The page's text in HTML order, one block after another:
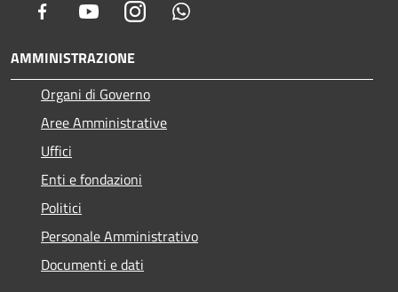
Facebook YoutubeInstagram
AMMINISTRAZIONE
Organi di Governo
Aree Amministrative
Uffici
Enti e fondazioni
Politici
Personale Amministrativo
Documenti e dati